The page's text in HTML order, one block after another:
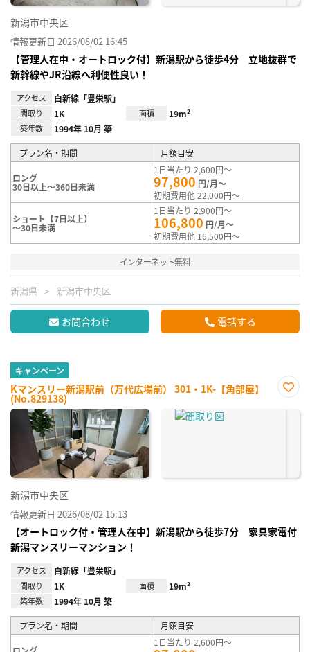
新潟市中央区
情報更新日 2026/08/02 16:45
【管理人在中・オートロック付】新潟駅から徒歩4分 立地抜群で
新幹線やJR沿線へ利便性良い！
アクセス 白新線「豊栄駅」
間取り 1K 面積 19m²
築年数 1994年 10月 築
プラン名・期間 月額目安
ロング
30日以上～360日未満
1日当たり 2,600円～
97,800 円/月～
初期費用他 22,000円～
ショート【7日以上】
～30日未満
1日当たり 2,900円～
106,800 円/月～
初期費用他 16,500円～
インターネット無料
新潟県 新潟市中央区
お問合わせ 電話する
キャンペーン
Kマンスリー新潟駅前（万代広場前） 301・1K-【角部屋】
(No.829138)
に入
新潟市中央区
情報更新日 2026/08/02 15:13
【オートロック付・管理人在中】新潟駅から徒歩7分 家具家電付
新潟マンスリーマンション！
アクセス 白新線「豊栄駅」
間取り 1K 面積 19m²
築年数 1994年 10月 築
プラン名・期間 月額目安
1日当たり 2,600円～